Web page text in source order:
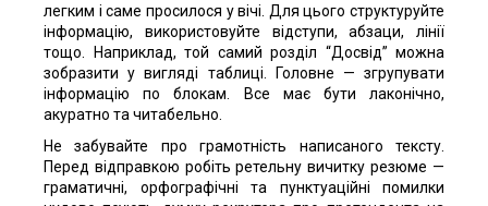
легким і саме просилося у вічі. Для цього структуруйте
інформацію, використовуйте відступи, абзаци, лінії
тощо. Наприклад, той самий розділ “Досвід” можна
зобразити у вигляді таблиці. Головне — згрупувати
інформацію по блокам. Все має бути лаконічно,
акуратно та читабельно.
Не забувайте про грамотність написаного тексту.
Перед відправкою робіть ретельну вичитку резюме —
граматичні, орфографічні та пунктуаційні помилки